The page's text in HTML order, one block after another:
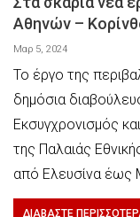
Αθηνών –
Μαρ 5, 2024
Το έργο της
δημόσια
Εκσυγχρονισμός
της Παλαιάς
από Ελευσίνα έως
ΔΙΑΒΆΣΤΕ